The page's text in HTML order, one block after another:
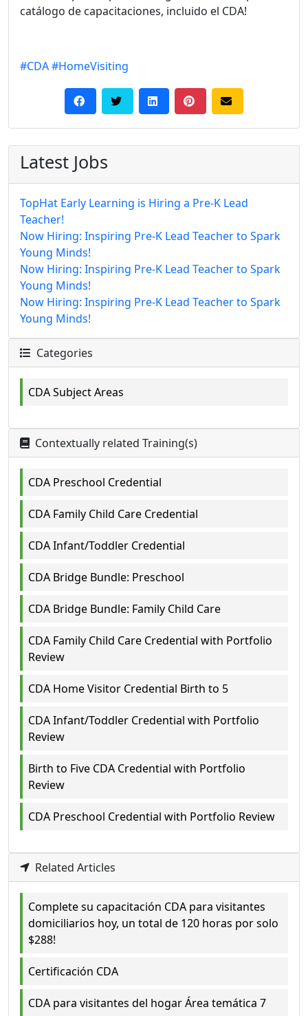
catálogo de capacitaciones, incluido el CDA!
#CDA#HomeVisiting
Latest Jobs
TopHat Early Learning is Hiring a Pre-K Lead
Teacher!
Now Hiring: Inspiring Pre-K Lead Teacher to Spark
Young Minds!
Now Hiring: Inspiring Pre-K Lead Teacher to Spark
Young Minds!
Now Hiring: Inspiring Pre-K Lead Teacher to Spark
Young Minds!
Categories
CDA Subject Areas
Contextually related Training(s)
CDA Preschool Credential
CDA Family Child Care Credential
CDA Infant/Toddler Credential
CDA Bridge Bundle: Preschool
CDA Bridge Bundle: Family Child Care
CDA Family Child Care Credential with Portfolio
Review
CDA Home Visitor Credential Birth to 5
CDA Infant/Toddler Credential with Portfolio
Review
Birth to Five CDA Credential with Portfolio
Review
CDA Preschool Credential with Portfolio Review
Related Articles
Complete su capacitación CDA para visitantes
domiciliarios hoy, un total de 120 horas por solo
$288!
Certificación CDA
CDA para visitantes del hogar Área temática 7